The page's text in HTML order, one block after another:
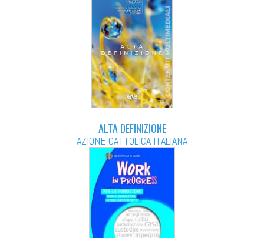
ALTA DEFINIZIONE
AZIONE CATTOLICA ITALIANA